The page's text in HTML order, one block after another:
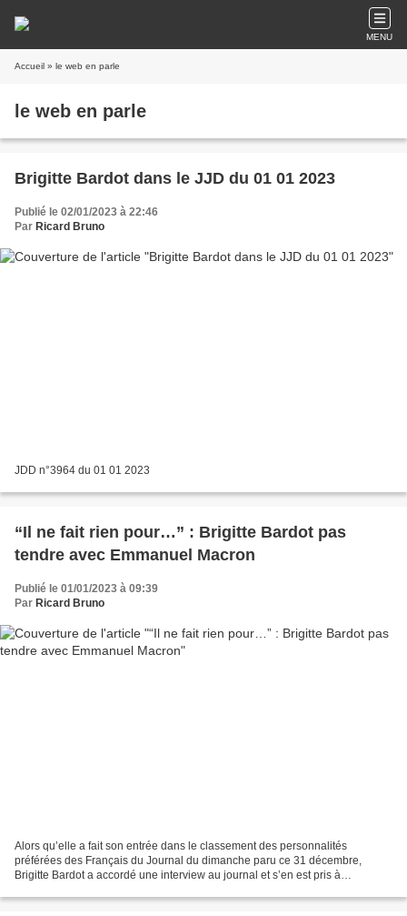
MENU
Accueil » le web en parle
le web en parle
Brigitte Bardot dans le JJD du 01 01 2023
Publié le 02/01/2023 à 22:46
Par Ricard Bruno
JDD n°3964 du 01 01 2023
“Il ne fait rien pour…” : Brigitte Bardot pas
tendre avec Emmanuel Macron
Publié le 01/01/2023 à 09:39
Par Ricard Bruno
Alors qu’elle a fait son entrée dans le classement des personnalités
préférées des Français du Journal du dimanche paru ce 31 décembre,
Brigitte Bardot a accordé une interview au journal et s’en est pris à